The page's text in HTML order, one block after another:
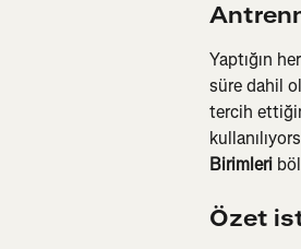
Yaptığın
süre dahil
tercih
Birimleri
Özet